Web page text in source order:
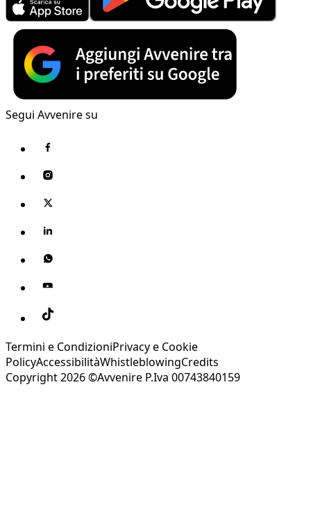
Segui Avvenire su
Termini e CondizioniPrivacy e Cookie
PolicyAccessibilitàWhistleblowingCredits
Copyright 2026 ©Avvenire P.Iva 00743840159